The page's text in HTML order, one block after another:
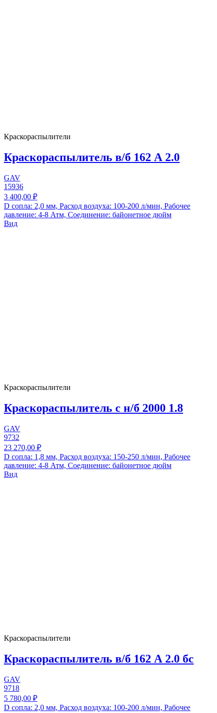
Краскораспылители
Краскораспылитель в/б 162 А 2.0
GAV
15936
3 400,00 ₽
D сопла: 2,0 мм, Расход воздуха: 100-200 л/мин, Рабочее
давление: 4-8 Атм, Соединение: байонетное дюйм
Вид
Краскораспылители
Краскораспылитель с н/б 2000 1.8
GAV
9732
23 270,00 ₽
D сопла: 1,8 мм, Расход воздуха: 150-250 л/мин, Рабочее
давление: 4-8 Атм, Соединение: байонетное дюйм
Вид
Краскораспылители
Краскораспылитель в/б 162 А 2.0 бс
GAV
9718
5 780,00 ₽
D сопла: 2,0 мм, Расход воздуха: 100-200 л/мин, Рабочее